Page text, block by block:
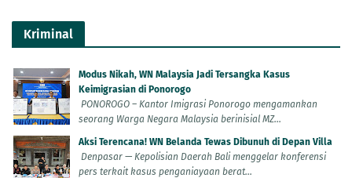
Kriminal
Modus Nikah, WN Malaysia Jadi Tersangka Kasus
Keimigrasian di Ponorogo
PONOROGO – Kantor Imigrasi Ponorogo mengamankan
seorang Warga Negara Malaysia berinisial MZ...
Aksi Terencana! WN Belanda Tewas Dibunuh di Depan Villa
Denpasar — Kepolisian Daerah Bali menggelar konferensi
pers terkait kasus penganiayaan berat...